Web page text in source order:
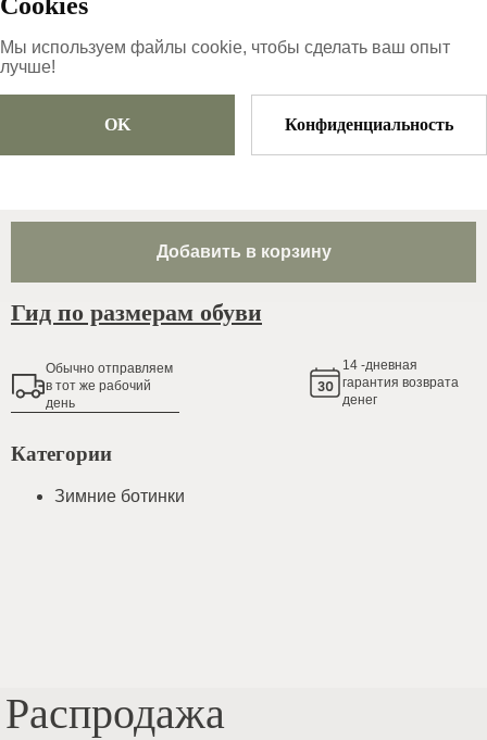
Мы используем файлы cookie, чтобы сделать ваш опыт
лучше!
OK Конфиденциальность
55.2€
Выберите размер
Добавить в корзину
Гид по размерам обуви
Обычно oтправляем
в тот же рабочий
день
14 -дневная
гарантия возврата
денег
Категории
Зимние ботинки
Распродажа